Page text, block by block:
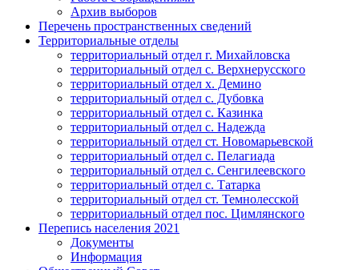
Архив выборов
Перечень пространственных сведений
Территориальные отделы
территориальный отдел г. Михайловска
территориальный отдел с. Верхнерусского
территориальный отдел х. Демино
территориальный отдел с. Дубовка
территориальный отдел с. Казинка
территориальный отдел с. Надежда
территориальный отдел ст. Новомарьевской
территориальный отдел с. Пелагиада
территориальный отдел с. Сенгилеевского
территориальный отдел с. Татарка
территориальный отдел ст. Темнолесской
территориальный отдел пос. Цимлянского
Перепись населения 2021
Документы
Информация